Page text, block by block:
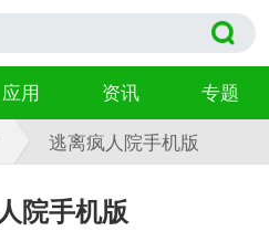
应用 资讯
专题
逃离疯人院手机版
院手机版